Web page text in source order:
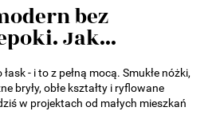
bez
Jak...
- i to z pełną mocą. Smukłe nóżki,
bryły, obłe kształty i ryflowane
w projektach od małych mieszkań